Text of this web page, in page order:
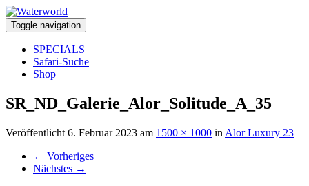
Toggle navigation
SPECIALS
Safari-Suche
Shop
SR_ND_Galerie_Alor_Solitude_A_35
Veröffentlicht 6. Februar 2023 am 1500 × 1000 in Alor Luxury 23
← Vorheriges
Nächstes →